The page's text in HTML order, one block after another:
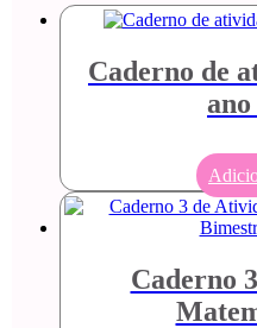
Caderno de
Caderno